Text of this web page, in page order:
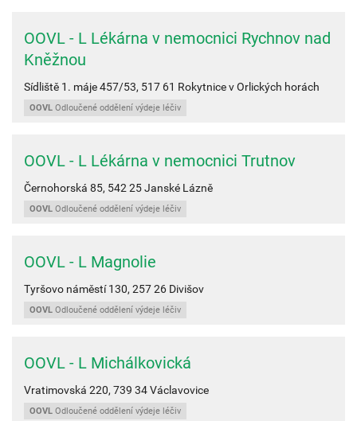
OOVL - L Lékárna v nemocnici Rychnov nad
Kněžnou
Sídliště 1. máje 457/53, 517 61 Rokytnice v Orlických horách
OOVL Odloučené oddělení výdeje léčiv
OOVL - L Lékárna v nemocnici Trutnov
Černohorská 85, 542 25Janské Lázně
OOVL Odloučené oddělení výdeje léčiv
OOVL - L Magnolie
Tyršovo náměstí 130, 257 26 Divišov
OOVL Odloučené oddělení výdeje léčiv
OOVL - L Michálkovická
Vratimovská 220, 739 34Václavovice
OOVL Odloučené oddělení výdeje léčiv